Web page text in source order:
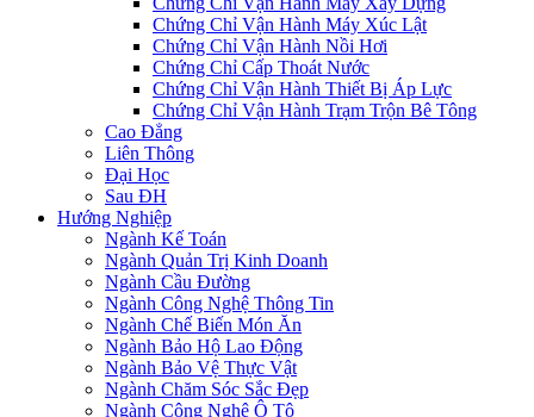
Chứng Chỉ Vận Hành Máy Xúc Lật
Chứng Chỉ Vận Hành Nồi Hơi
Chứng Chỉ Cấp Thoát Nước
Chứng Chỉ Vận Hành Thiết Bị Áp Lực
Chứng Chỉ Vận Hành Trạm Trộn Bê Tông
Cao Đẳng
Liên Thông
Đại Học
Sau ĐH
Hướng Nghiệp
Ngành Kế Toán
Ngành Quản Trị Kinh Doanh
Ngành Cầu Đường
Ngành Công Nghệ Thông Tin
Ngành Chế Biến Món Ăn
Ngành Bảo Hộ Lao Động
Ngành Bảo Vệ Thực Vật
Ngành Chăm Sóc Sắc Đẹp
Ngành Công Nghệ Ô Tô